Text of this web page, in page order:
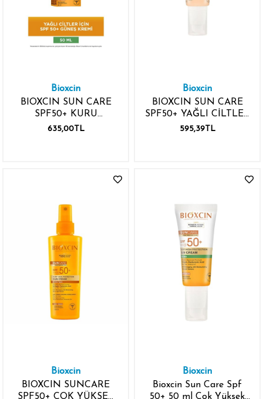
Bioxcin
BIOXCIN SUN CARE
SPF50+ KURU
NORMAL ÇOK
635,00TL
Bioxcin
BIOXCIN SUN CARE
SPF50+ YAĞLI CİLTLER
ÇOK YÜKSEK
595,39TL
Bioxcin
BIOXCIN SUNCARE
SPF50+ ÇOK YÜKSEK
Bioxcin
Bioxcin Sun Care Spf
50+ 50 ml Çok Yüksek